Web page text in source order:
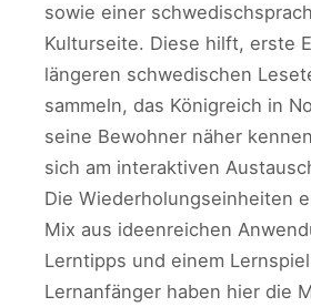
sowie einer
Kulturseite. Diese hilft, erste
längeren schwedischen
sammeln, das Königreich in
seine Bewohner näher
sich am interaktiven
Die Wiederholungseinheiten
Mix aus ideenreichen
Lerntipps und einem
Lernanfänger haben hier die